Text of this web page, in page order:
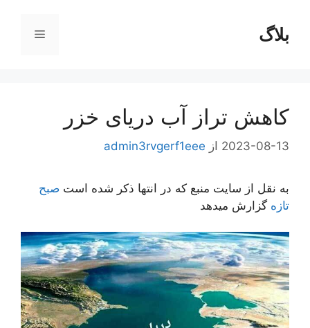
محتوابلاگ فهرست
کاهش تراز آب دریای خزر
2023-08-13 از admin3rvgerf1eee
به نقل از سایت منبع که در انتها ذکر شده است صبح
تازه گزارش میدهد